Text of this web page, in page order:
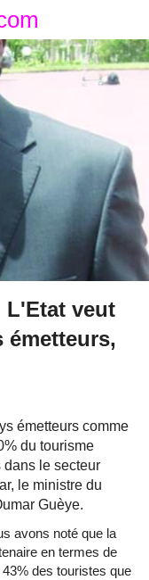
L'Etat veut
émetteurs,
émetteurs comme
du tourisme
dans le secteur
le ministre du
Guèye.
avons noté que la
en termes de
des touristes que